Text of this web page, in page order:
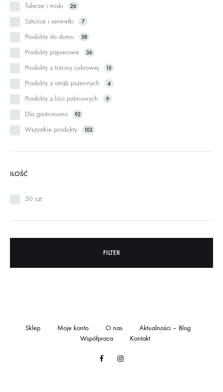
Talerze i miski 26
Sztućce i serwetki 7
Produkty do domu 38
Produkty papierowe 36
Produkty z trzciny cukrowej 15
Produkty z otrąb pszennych 4
Produkty z liści palmowych 9
Dla gastronomii 92
Wszystkie produkty 102
ILOŚĆ
50 szt
FILTER
FacebookInstagram
Sklep Moje konto O nas
Aktualności – Blog
Współpraca
Kontakt